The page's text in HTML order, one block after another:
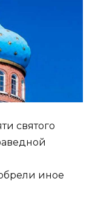
святого
иное